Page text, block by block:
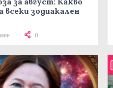
всеки зодиакален
0